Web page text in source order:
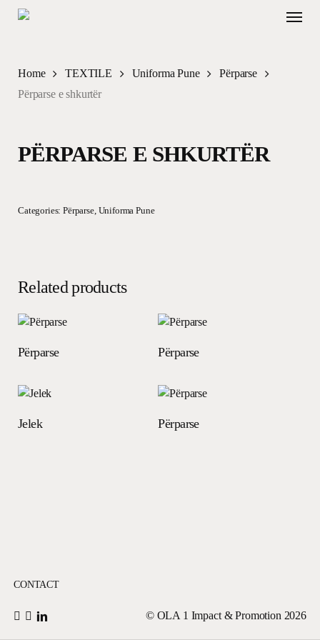
Skip
Menu
Home TEXTILE Uniforma Pune
Përparse
Përparse e shkurtër
PËRPARSE E SHKURTËR
Categories:Përparse, Uniforma Pune
Related products
Përparse Përparse
Jelek Përparse
© OLA 1 Impact & Promotion 2026
CONTACT